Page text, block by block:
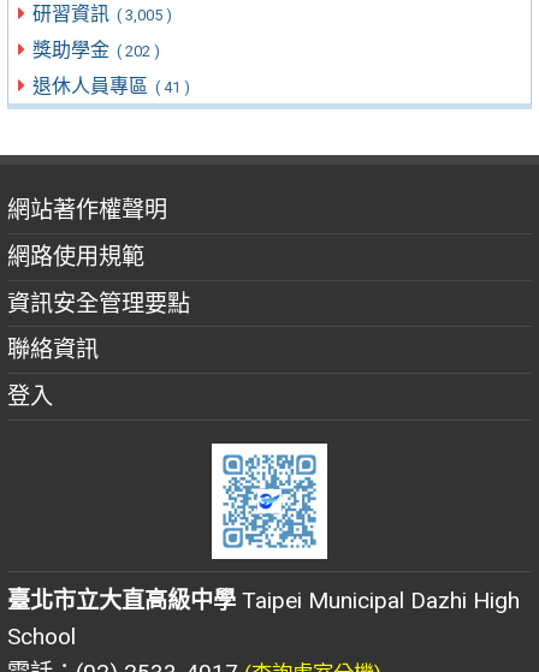
研習資訊 ( 3,005 )
獎助學金 ( 202 )
退休人員專區 ( 41 )
網站著作權聲明
網路使用規範
資訊安全管理要點
聯絡資訊
登入
臺北市立大直高級中學 Taipei Municipal Dazhi High
School